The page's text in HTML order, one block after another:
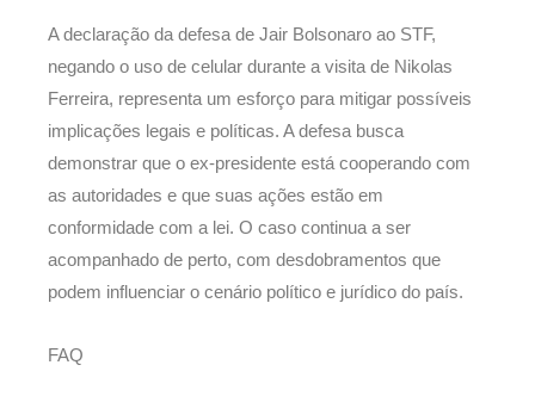
A declaração da defesa de Jair Bolsonaro ao STF,
negando o uso de celular durante a visita de Nikolas
Ferreira, representa um esforço para mitigar possíveis
implicações legais e políticas. A defesa busca
demonstrar que o ex-presidente está cooperando com
as autoridades e que suas ações estão em
conformidade com a lei. O caso continua a ser
acompanhado de perto, com desdobramentos que
podem influenciar o cenário político e jurídico do país.
FAQ